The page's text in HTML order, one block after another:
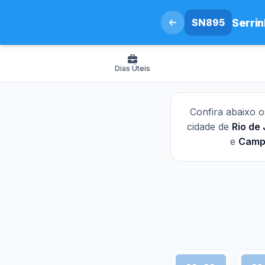
SN895
Dias Úteis
Confira abaixo
cidade de Rio de
e